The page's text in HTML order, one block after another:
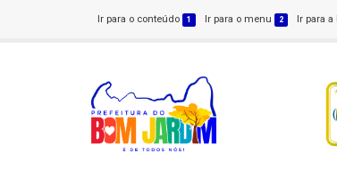
Ir para o conteúdo 1 Ir para o menu 2 Ir para